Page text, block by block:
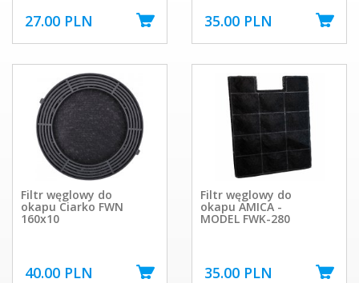
27.00 PLN 35.00 PLN
Filtr węglowy do
okapu Ciarko FWN
160x10
40.00 PLN
Filtr węglowy do
okapu AMICA -
MODEL FWK-280
35.00 PLN